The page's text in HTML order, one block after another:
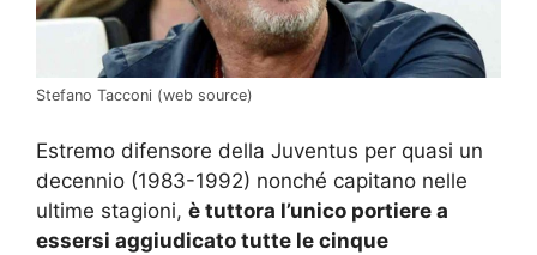
Stefano Tacconi (web source)
Estremo difensore della Juventus per quasi un
decennio (1983-1992) nonché capitano nelle
ultime stagioni, è tuttora l’unico portiere a
essersi aggiudicato tutte le cinque